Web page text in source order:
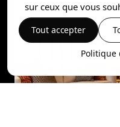
sur ceux que vous
Tout accepter
Politique